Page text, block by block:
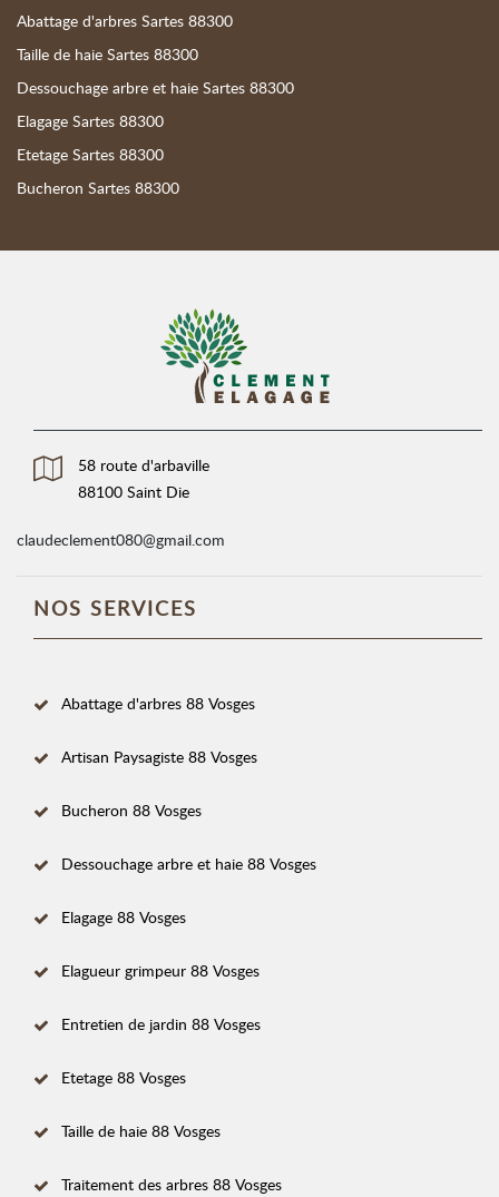
Abattage d'arbres Sartes 88300
Taille de haie Sartes 88300
Dessouchage arbre et haie Sartes 88300
Elagage Sartes 88300
Etetage Sartes 88300
Bucheron Sartes 88300
58 route d'arbaville
88100 Saint Die
claudeclement080@gmail.com
NOS SERVICES
Abattage d'arbres 88 Vosges
Artisan Paysagiste 88 Vosges
Bucheron 88 Vosges
Dessouchage arbre et haie 88 Vosges
Elagage 88 Vosges
Elagueur grimpeur 88 Vosges
Entretien de jardin 88 Vosges
Etetage 88 Vosges
Taille de haie 88 Vosges
Traitement des arbres 88 Vosges